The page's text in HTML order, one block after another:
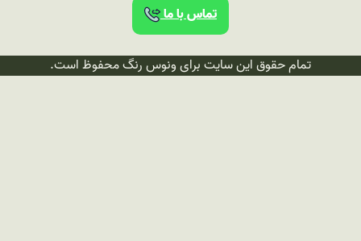
تماس با ما
تمام حقوق این سایت برای ونوس رنگ محفوظ است.